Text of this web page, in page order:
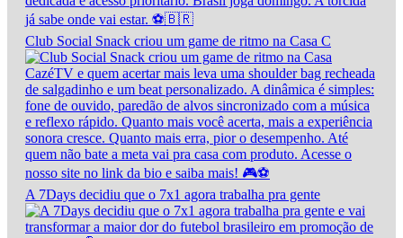
Club Social Snack criou um game de ritmo na Casa C
A 7Days decidiu que o 7x1 agora trabalha pra gente